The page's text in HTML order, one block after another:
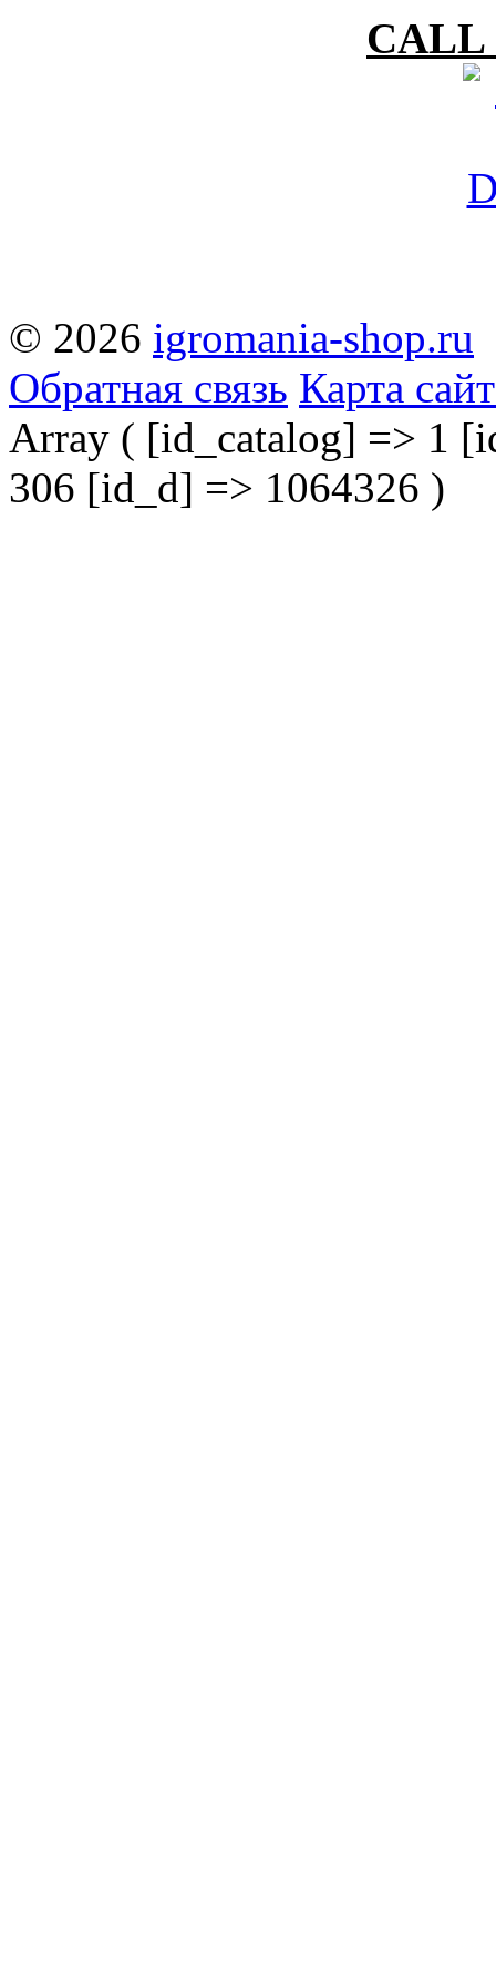
CALL
© 2026 igromania-shop.ru
Обратная связь Карта
Array ( [id_catalog] => 1
306 [id_d] => 1064326 )